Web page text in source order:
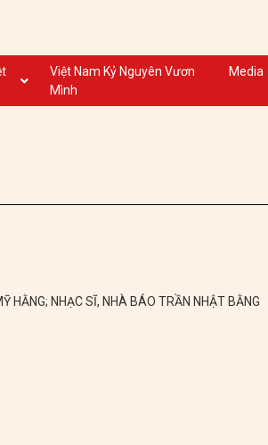
Việt Nam Kỷ Nguyên Vươn
Mình
Media
Dân ca
HẰNG; NHẠC SĨ, NHÀ BÁO TRẦN NHẬT BẰNG